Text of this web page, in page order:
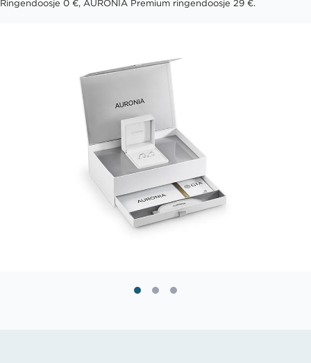
Ringendoosje 0 €, AURONIA Premium ringendoosje 29 €.